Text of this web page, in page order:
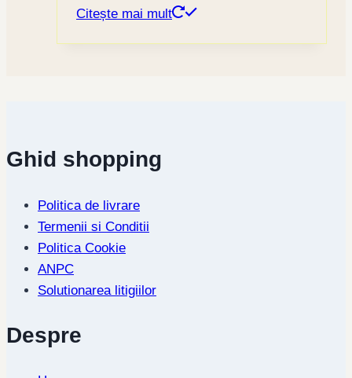
Citește mai mult
Ghid shopping
Politica de livrare
Termenii si Conditii
Politica Cookie
ANPC
Solutionarea litigiilor
Despre